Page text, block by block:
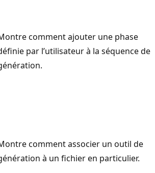
comment ajouter une phase
par l’utilisateur à la séquence de
comment associer un outil de
à un fichier en particulier.